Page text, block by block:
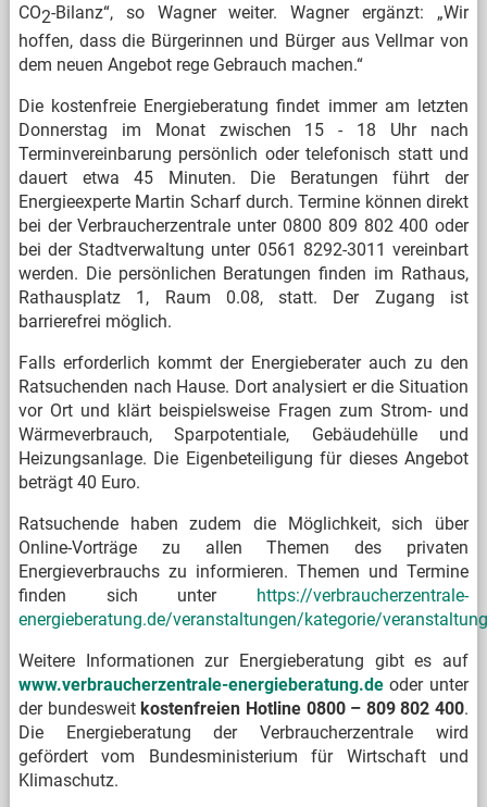
CO2-Bilanz“, so Wagner weiter. Wagner ergänzt: „Wir
hoffen, dass die Bürgerinnen und Bürger aus Vellmar von
dem neuen Angebot rege Gebrauch machen.“
Die kostenfreie Energieberatung findet immer am letzten
Donnerstag im Monat zwischen 15 - 18 Uhr nach
Terminvereinbarung persönlich oder telefonisch statt und
dauert etwa 45 Minuten. Die Beratungen führt der
Energieexperte Martin Scharf durch. Termine können direkt
bei der Verbraucherzentrale unter 0800 809 802 400 oder
bei der Stadtverwaltung unter 0561 8292-3011 vereinbart
werden. Die persönlichen Beratungen finden im Rathaus,
Rathausplatz 1, Raum 0.08, statt. Der Zugang ist
barrierefrei möglich.
Falls erforderlich kommt der Energieberater auch zu den
Ratsuchenden nach Hause. Dort analysiert er die Situation
vor Ort und klärt beispielsweise Fragen zum Strom- und
Wärmeverbrauch, Sparpotentiale, Gebäudehülle und
Heizungsanlage. Die Eigenbeteiligung für dieses Angebot
beträgt 40 Euro.
Ratsuchende haben zudem die Möglichkeit, sich über
Online-Vorträge zu allen Themen des privaten
Energieverbrauchs zu informieren. Themen und Termine
finden sich unter
https://verbraucherzentrale-
energieberatung.de/veranstaltungen/kategorie/
Weitere Informationen zur Energieberatung gibt es auf
www.verbraucherzentrale-energieberatung.deoder unter
der bundesweit kostenfreien Hotline 0800 – 809 802 400.
Die Energieberatung der Verbraucherzentrale wird
gefördert vom Bundesministerium für Wirtschaft und
Klimaschutz.